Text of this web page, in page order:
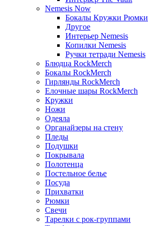
Nemesis Now
Бокалы Кружки Рюмки
Другое
Интерьер Nemesis
Копилки Nemesis
Ручки тетради Nemesis
Блюдца RockMerch
Бокалы RockMerch
Гирлянды RockMerch
Елочные шары RockMerch
Кружки
Ножи
Одеяла
Органайзеры на стену
Пледы
Подушки
Покрывала
Полотенца
Постельное белье
Посуда
Прихватки
Рюмки
Свечи
Тарелки с рок-группами